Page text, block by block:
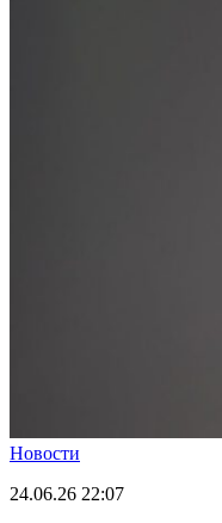
Новости
24.06.26 22:07